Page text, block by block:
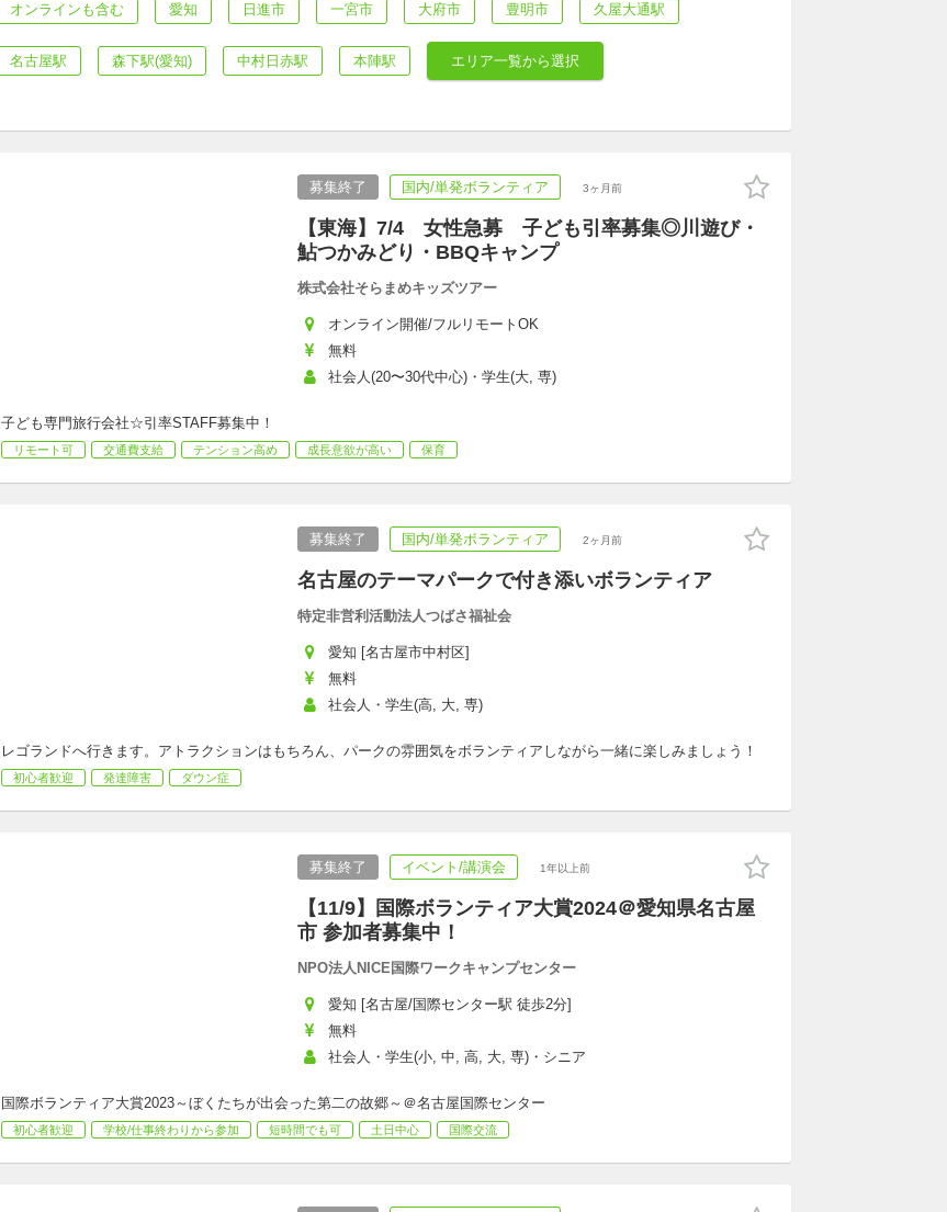
オンラインも含む 愛知 日進市 一宮市 大府市 豊明市 久屋大通駅
名古屋駅 森下駅(愛知) 中村日赤駅 本陣駅 エリア一覧から選択
募集終了 国内/単発ボランティア 3ヶ月前
【東海】7/4 女性急募 子ども引率募集◎川遊び・
鮎つかみどり・BBQキャンプ
株式会社そらまめキッズツアー
オンライン開催/フルリモートOK
無料
社会人(20〜30代中心)・学生(大, 専)
子ども専門旅行会社☆引率STAFF募集中！
リモート可 交通費支給 テンション高め 成長意欲が高い 保育
募集終了 国内/単発ボランティア 2ヶ月前
名古屋のテーマパークで付き添いボランティア
特定非営利活動法人つばさ福祉会
愛知 [名古屋市中村区]
無料
社会人・学生(高, 大, 専)
レゴランドへ行きます。アトラクションはもちろん、パークの雰囲気をボランティアしながら一緒に楽しみましょう！
初心者歓迎 発達障害 ダウン症
募集終了 イベント/講演会 1年以上前
【11/9】国際ボランティア大賞2024＠愛知県名古屋
市 参加者募集中！
NPO法人NICE国際ワークキャンプセンター
愛知 [名古屋/国際センター駅 徒歩2分]
無料
社会人・学生(小, 中, 高, 大, 専)・シニア
国際ボランティア大賞2023～ぼくたちが出会った第二の故郷～＠名古屋国際センター
初心者歓迎 学校/仕事終わりから参加 短時間でも可 土日中心 国際交流